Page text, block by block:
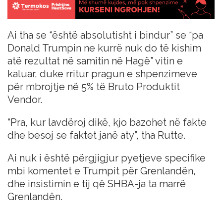
Ai tha se “është absolutisht i bindur” se “pa
Donald Trumpin ne kurrë nuk do të kishim
atë rezultat në samitin në Hagë” vitin e
kaluar, duke rritur pragun e shpenzimeve
për mbrojtje në 5% të Bruto Produktit
Vendor.
“Pra, kur lavdëroj dikë, kjo bazohet në fakte
dhe besoj se faktet janë aty”, tha Rutte.
Ai nuk i është përgjigjur pyetjeve specifike
mbi komentet e Trumpit për Grenlandën,
dhe insistimin e tij që SHBA-ja ta marrë
Grenlandën.